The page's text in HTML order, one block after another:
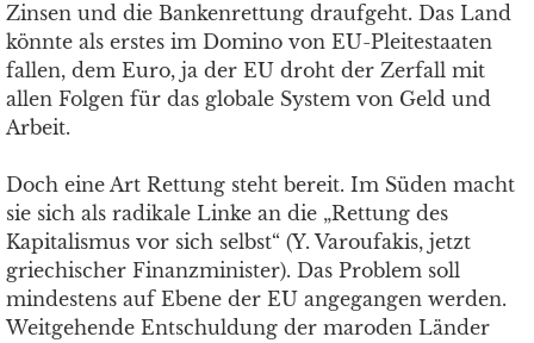
Zinsen und die Bankenrettung draufgeht. Das Land
könnte als erstes im Domino von EU-Pleitestaaten
fallen, dem Euro, ja der EU droht der Zerfall mit
allen Folgen für das globale System von Geld und
Arbeit.
Doch eine Art Rettung steht bereit. Im Süden macht
sie sich als radikale Linke an die „Rettung des
Kapitalismus vor sich selbst“ (Y. Varoufakis, jetzt
griechischer Finanzminister). Das Problem soll
mindestens auf Ebene der EU angegangen werden.
Weitgehende Entschuldung der maroden Länder